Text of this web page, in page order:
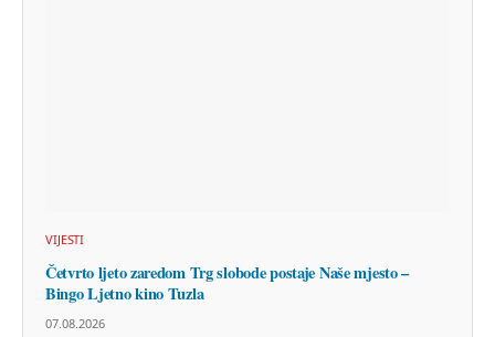
VIJESTI
Četvrto ljeto zaredom Trg slobode postaje Naše mjesto –
Bingo Ljetno kino Tuzla
07.08.2026